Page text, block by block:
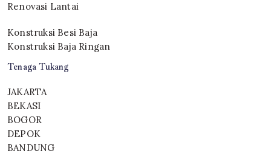
Renovasi Lantai
Konstruksi Besi Baja
Konstruksi Baja Ringan
Tenaga Tukang
JAKARTA
BEKASI
BOGOR
DEPOK
BANDUNG